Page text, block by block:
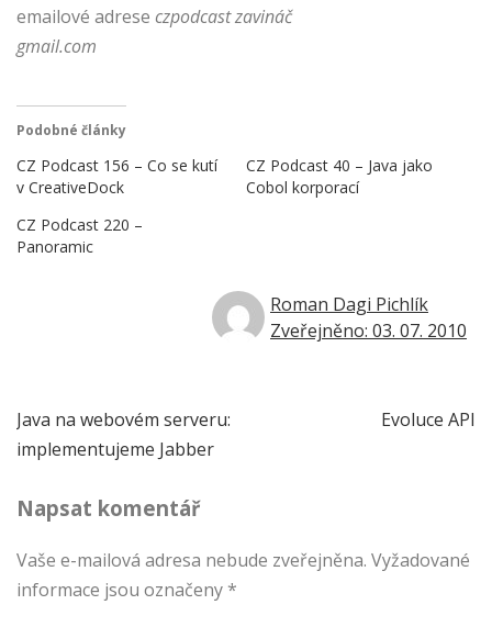
emailové adrese czpodcast zavináč
gmail.com
Podobné články
CZ Podcast 156 – Co se kutí
v CreativeDock
CZ Podcast 40 – Java jako
Cobol korporací
CZ Podcast 220 –
Panoramic
Roman Dagi Pichlík
Zveřejněno: 03. 07. 2010
Navigace
pro
příspěvek
Java na webovém serveru:
implementujeme Jabber
Evoluce API
Napsat komentář
Vaše e-mailová adresa nebude zveřejněna. Vyžadované
informace jsou označeny *